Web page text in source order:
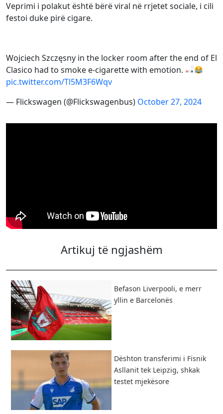
Veprimi i polakut është bërë viral në rrjetet sociale, i cili
festoi duke pirë cigare.
Wojciech Szczęsny in the locker room after the end of El
Clasico had to smoke e-cigarette with emotion.
pic.twitter.com/Tl5M3F6Wqv
— Flickswagen (@Flickswagenbus) October 27, 2024
Artikuj të ngjashëm
Befason Liverpooli, e merr
yllin e Barcelonës
Dështon transferimi i Fisnik
Asllanit tek Leipzig, shkak
testet mjekësore